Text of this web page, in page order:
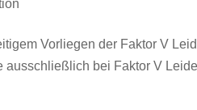
Vorliegen der Faktor V
bei Faktor V